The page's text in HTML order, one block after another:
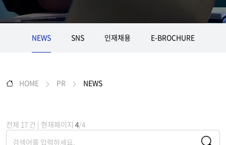
NEWS SNS 인재채용 E-BROCHURE
HOME PR NEWS
전체 17 건 | 현재페이지 4/4